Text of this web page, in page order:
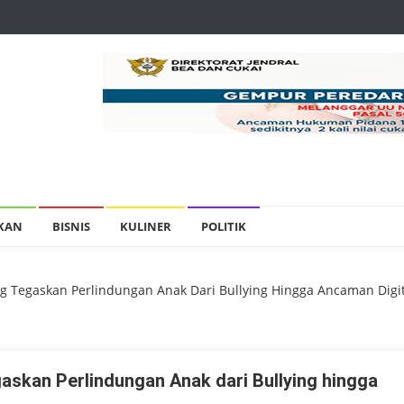
BISNIS KULINER POLITIK
Tegaskan Perlindungan Anak Dari Bullying Hingga Ancaman
Perlindungan Anak dari Bullying hingga